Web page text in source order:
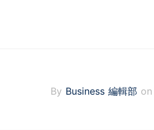
By Business 編輯部